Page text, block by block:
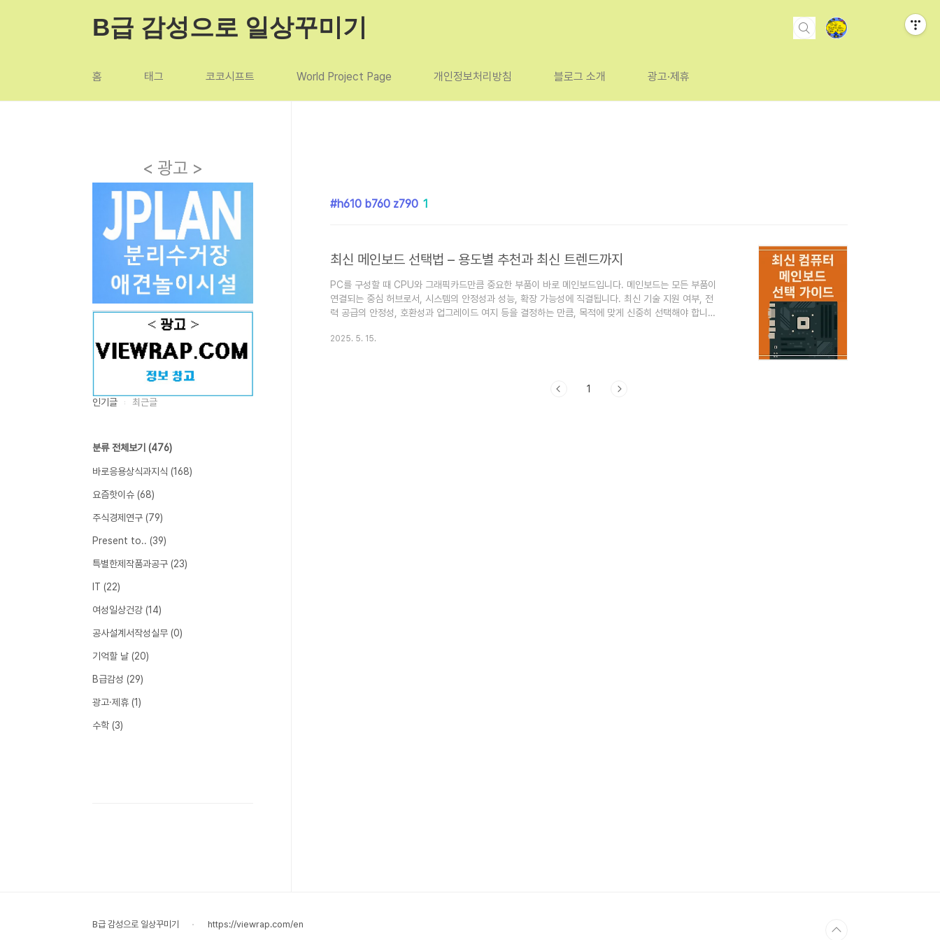
B급 감성으로 일상꾸미기
홈 태그 코코시프트 World Project Page 개인정보처리방침 블로그 소개 광고·제휴
h610 b760 z790 1
최신 메인보드 선택법 – 용도별 추천과 최신 트렌드까지
PC를 구성할 때 CPU와 그래픽카드만큼 중요한 부품이 바로 메인보드입니다. 메인보드는 모든 부품이
연결되는 중심 허브로서, 시스템의 안정성과 성능, 확장 가능성에 직결됩니다. 최신 기술 지원 여부, 전
력 공급의 안정성, 호환성과 업그레이드 여지 등을 결정하는 만큼, 목적에 맞게 신중히 선택해야 합니
SSD와 메모리 선택법: 용도별 추천과 최신 트렌드까지3. 2025년 최신 그래픽카드 선택법 – 용도별
2025. 5. 15.
1
< 광고 >
인기글 최근글
분류 전체보기 (476)
바로응용상식과지식 (168)
요즘핫이슈 (68)
주식경제연구 (79)
Present to.. (39)
특별한제작품과공구 (23)
IT (22)
여성일상건강 (14)
공사설계서작성실무 (0)
기억할 날 (20)
B급감성 (29)
광고·제휴 (1)
수학 (3)
B급 감성으로 일상꾸미기 https://viewrap.com/en